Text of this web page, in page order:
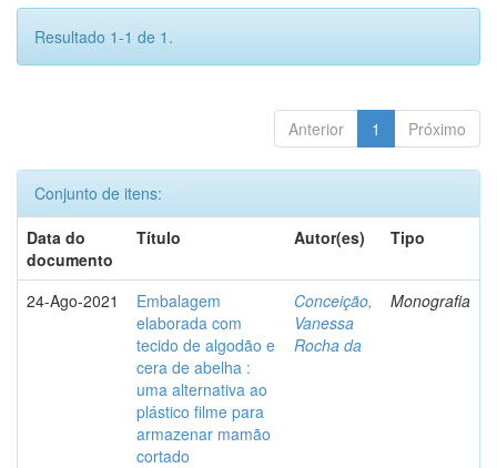
Resultado 1-1 de 1.
Anterior 1 Próximo
Conjunto de itens:
Data do
documento
Título Autor(es) Tipo
24-Ago-2021
Embalagem
elaborada com
tecido de algodão e
cera de abelha :
uma alternativa ao
plástico filme para
armazenar mamão
cortado
Conceição,
Vanessa
Rocha da
Monografia